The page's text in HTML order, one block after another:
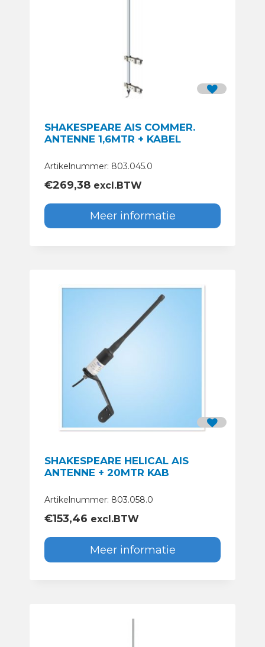
SHAKESPEARE AIS COMMER.
ANTENNE 1,6MTR + KABEL
Artikelnummer: 803.045.0
€269,38 excl.BTW
Meer informatie
SHAKESPEARE HELICAL AIS
ANTENNE + 20MTR KAB
Artikelnummer: 803.058.0
€153,46 excl.BTW
Meer informatie